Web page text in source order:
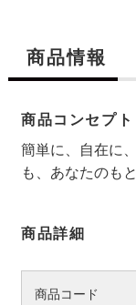
商品情報
商品コンセプト
簡単に、自在に
も、あなたのもと
商品詳細
商品コード